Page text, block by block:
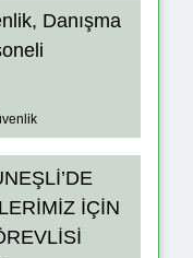
Danışma
İÇİN